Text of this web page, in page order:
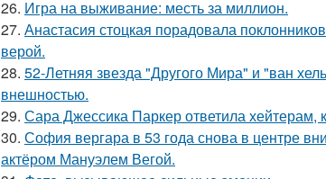
26. Игра на выживание: месть за миллион.
27. Анастасия стоцкая порадовала
верой.
28. 52-Летняя звезда "Другого Мира" и "ван
внешностью.
29. Сара Джессика Паркер ответила хейтерам,
30. София вергара в 53 года снова в центре
актёром Мануэлем Вегой.